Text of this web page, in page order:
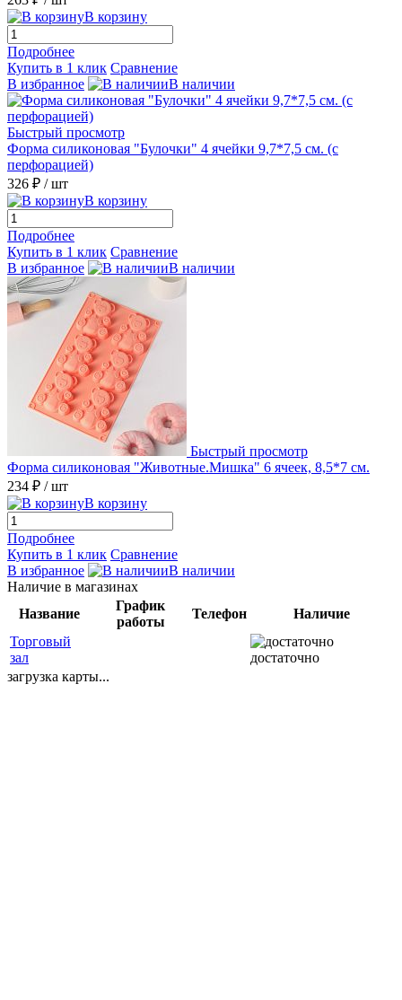
В корзину
Подробнее
Купить в 1 клик Сравнение
В избранное
В наличии
Быстрый просмотр
Форма силиконовая "Булочки" 4 ячейки 9,7*7,5 см. (с
перфорацией)
326 ₽ / шт
В корзину
Подробнее
Купить в 1 клик Сравнение
В избранное
В наличии
Быстрый просмотр
Форма силиконовая "Животные.Мишка" 6 ячеек, 8,5*7 см.
234 ₽ / шт
В корзину
Подробнее
Купить в 1 клик Сравнение
В избранное
В наличии
Наличие в магазинах
Название
График
работы
Телефон
Наличие
Торговый
зал
достаточно
загрузка карты...